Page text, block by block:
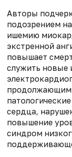
Авторы
подозрением
ишемию
экстренной
повышает
служить новые
сердца,
повышение
синдром